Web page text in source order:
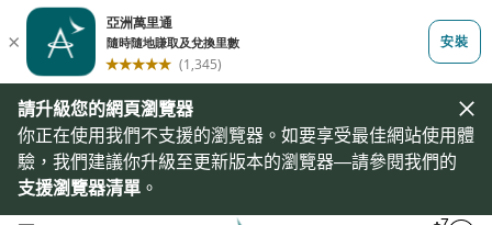
請升級您的網頁瀏覽器
你正在使用我們不支援的瀏覽器。如要享受最佳網站使用體
驗，我們建議你升級至更新版本的瀏覽器—請參閱我們的
支援瀏覽器清單 。